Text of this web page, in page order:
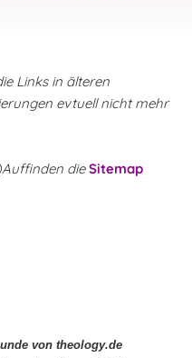
Links in älteren
evtuell nicht mehr
dieSitemap
von theology.de